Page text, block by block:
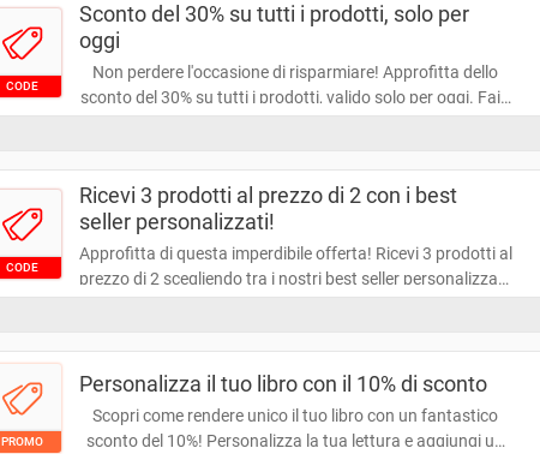
CODE
Sconto del 30% su tutti i prodotti, solo per
oggi
Non perdere l'occasione di risparmiare! Approfitta dello
sconto del 30% su tutti i prodotti, valido solo per oggi. Fai il
CODE
Ricevi 3 prodotti al prezzo di 2 con i best
seller personalizzati!
Approfitta di questa imperdibile offerta! Ricevi 3 prodotti al
prezzo di 2 scegliendo tra i nostri best seller personalizzati.
PROMO
Personalizza il tuo libro con il 10% di sconto
Scopri come rendere unico il tuo libro con un fantastico
sconto del 10%! Personalizza la tua lettura e aggiungi un